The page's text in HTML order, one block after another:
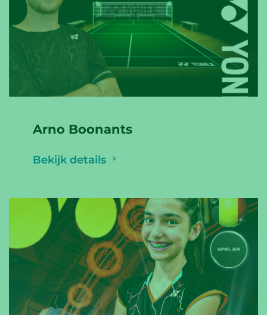
Arno Boonants
Bekijk details